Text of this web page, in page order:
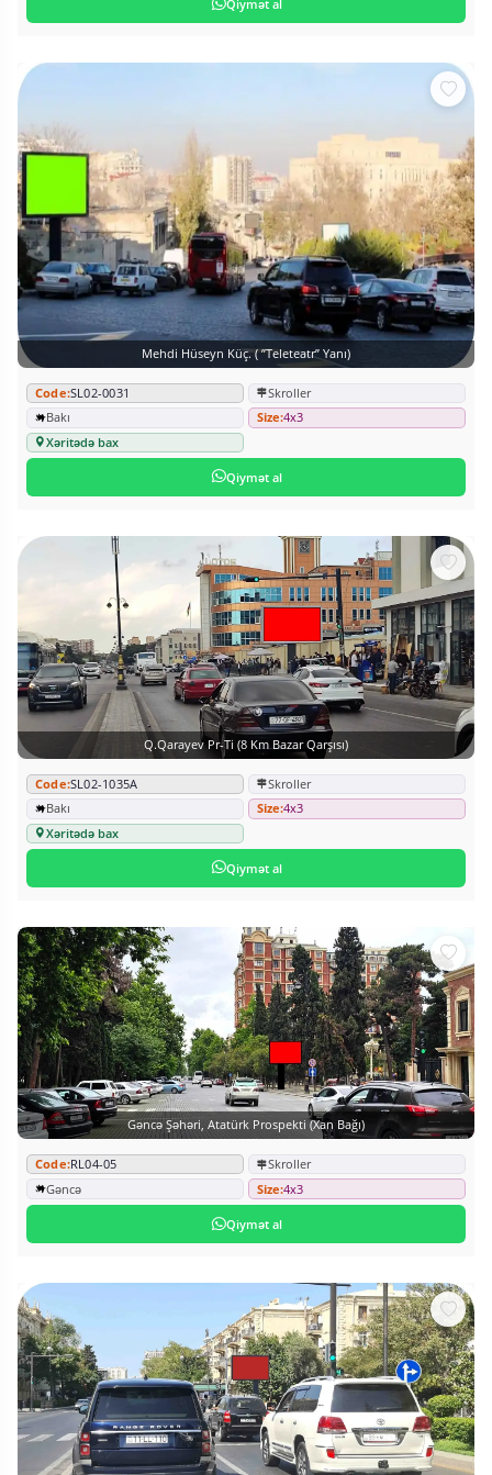
Qiymət al
Mehdi Hüseyn Küç. ( ”Teleteatr” Yanı)
Code:SL02-0031
Skroller
Bakı
Size:4x3
Xəritədə bax
Qiymət al
Q.Qarayev Pr-Ti (8 Km Bazar Qarşısı)
Code:SL02-1035A
Skroller
Bakı
Size:4x3
Xəritədə bax
Qiymət al
Gəncə Şəhəri, Atatürk Prospekti (Xan Bağı)
Code:RL04-05
Skroller
Gəncə
Size:4x3
Qiymət al